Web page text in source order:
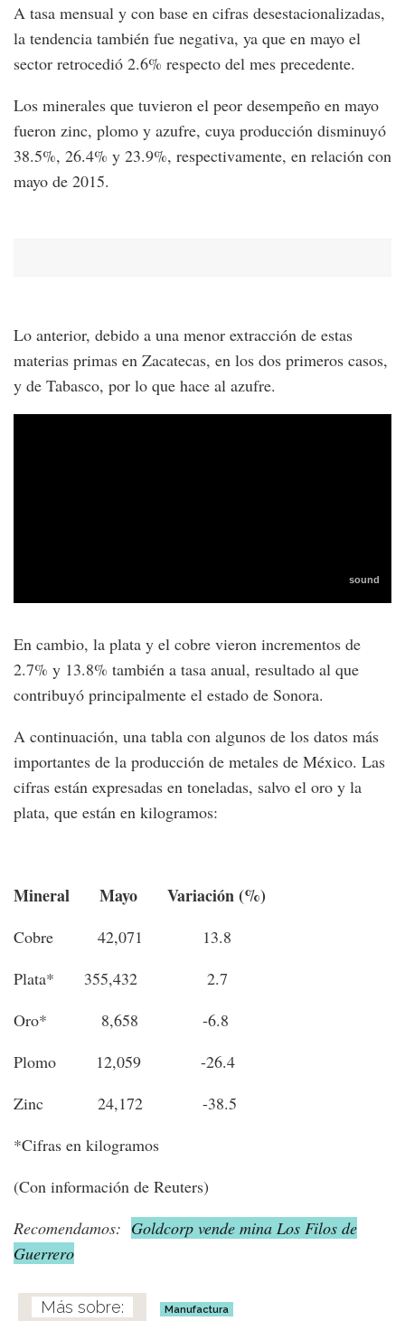
A tasa mensual y con base en cifras desestacionalizadas,
la tendencia también fue negativa, ya que en mayo el
sector retrocedió 2.6% respecto del mes precedente.
Los minerales que tuvieron el peor desempeño en mayo
fueron zinc, plomo y azufre, cuya producción disminuyó
38.5%, 26.4% y 23.9%, respectivamente, en relación con
mayo de 2015.
Lo anterior, debido a una menor extracción de estas
materias primas en Zacatecas, en los dos primeros casos,
y de Tabasco, por lo que hace al azufre.
En cambio, la plata y el cobre vieron incrementos de
2.7% y 13.8% también a tasa anual, resultado al que
contribuyó principalmente el estado de Sonora.
A continuación, una tabla con algunos de los datos más
importantes de la producción de metales de México. Las
cifras están expresadas en toneladas, salvo el oro y la
plata, que están en kilogramos:
Mineral Mayo Variación (%)
Cobre 42,071 13.8
Plata* 355,432 2.7
Oro* 8,658 -6.8
Plomo 12,059 -26.4
Zinc 24,172 -38.5
*Cifras en kilogramos
(Con información de Reuters)
Recomendamos: Goldcorp vende mina Los Filos de
Guerrero
Manufactura